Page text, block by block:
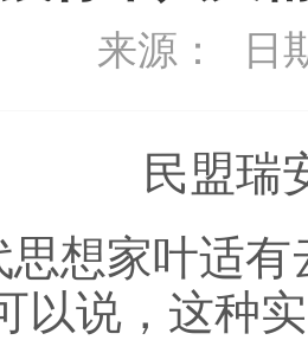
来源： 日
民盟瑞
家叶适有
以说，这种